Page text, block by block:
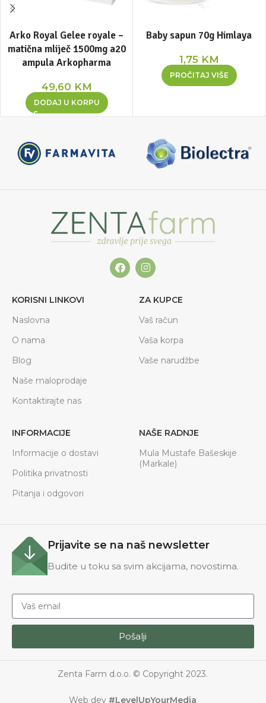
Arko Royal Gelee royale –
matična mliječ 1500mg a20
ampula Arkopharma
49,60 KM
DODAJ U KORPU
Baby sapun 70g Himlaya
1,75 KM
PROČITAJ VIŠE
KORISNI LINKOVI
Naslovna
O nama
Blog
Naše maloprodaje
Kontaktirajte nas
ZA KUPCE
Vaš račun
Vaša korpa
Vaše narudžbe
INFORMACIJE
Informacije o dostavi
Politika privatnosti
Pitanja i odgovori
NAŠE RADNJE
Mula Mustafe Bašeskije
(Markale)
Prijavite se na naš newsletter
Budite u toku sa svim akcijama, novostima.
Pošalji
Zenta Farm d.o.o. © Copyright 2023.
Web dev #LevelUpYourMedia